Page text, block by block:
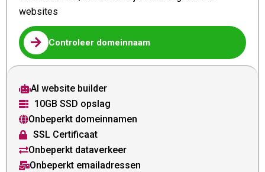
websites
 Controleer domeinnaam
AI website builder
 10GB SSD opslag
Onbeperkt domeinnamen
 SSL Certificaat
Onbeperkt dataverkeer
Onbeperkt emailadressen